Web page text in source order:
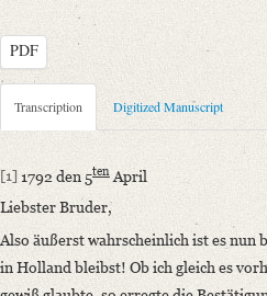
PDF
Metadata Concerning Header
Sender: Henriette Ernst
Recipient: August Wilhelm von
Place of Dispatch: Hannover
Place of Destination: Amsterdam
Date: 05.04.1792
Notations: Absende- und
Transcription Digitized Manuscript
[1] 1792 den 5ten April
Liebster Bruder,
Also äußerst wahrscheinlich ist es nun
in Holland bleibst! Ob ich gleich es